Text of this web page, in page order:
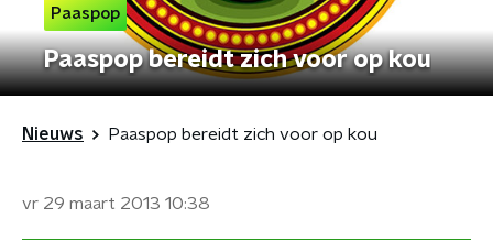
Paaspop
Paaspop bereidt zich voor op kou
Nieuws Paaspop bereidt zich voor op kou
vr 29 maart 2013 10:38